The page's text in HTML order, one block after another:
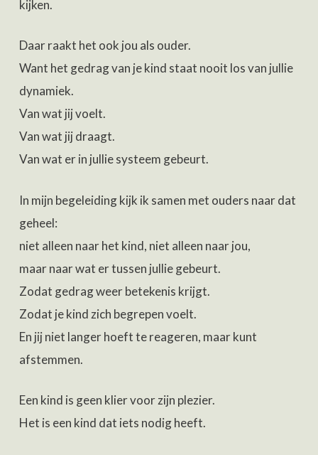
kijken.
Daar raakt het ook jou als ouder.
Want het gedrag van je kind staat nooit los van jullie
dynamiek.
Van wat jij voelt.
Van wat jij draagt.
Van wat er in jullie systeem gebeurt.
In mijn begeleiding kijk ik samen met ouders naar dat
geheel:
niet alleen naar het kind, niet alleen naar jou,
maar naar wat er tussen jullie gebeurt.
Zodat gedrag weer betekenis krijgt.
Zodat je kind zich begrepen voelt.
En jij niet langer hoeft te reageren, maar kunt
afstemmen.
Een kind is geen klier voor zijn plezier.
Het is een kind dat iets nodig heeft.